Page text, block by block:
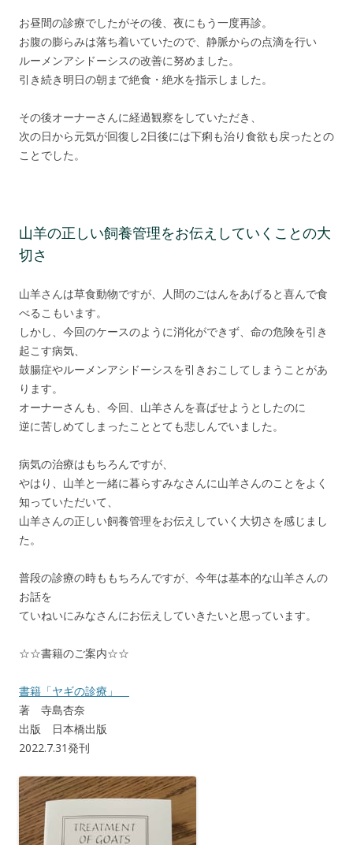
お昼間の診療でしたがその後、夜にもう一度再診。
お腹の膨らみは落ち着いていたので、静脈からの点滴を行い
ルーメンアシドーシスの改善に努めました。
引き続き明日の朝まで絶食・絶水を指示しました。
その後オーナーさんに経過観察をしていただき、
次の日から元気が回復し2日後には下痢も治り食欲も戻ったとの
ことでした。
山羊の正しい飼養管理をお伝えしていくことの大
切さ
山羊さんは草食動物ですが、人間のごはんをあげると喜んで食
べるこもいます。
しかし、今回のケースのように消化ができず、命の危険を引き
起こす病気、
鼓腸症やルーメンアシドーシスを引きおこしてしまうことがあ
ります。
オーナーさんも、今回、山羊さんを喜ばせようとしたのに
逆に苦しめてしまったこととても悲しんでいました。
病気の治療はもちろんですが、
やはり、山羊と一緒に暮らすみなさんに山羊さんのことをよく
知っていただいて、
山羊さんの正しい飼養管理をお伝えしていく大切さを感じまし
た。
普段の診療の時ももちろんですが、今年は基本的な山羊さんの
お話を
ていねいにみなさんにお伝えしていきたいと思っています。
☆☆書籍のご案内☆☆
書籍「ヤギの診療」
著 寺島杏奈
出版 日本橋出版
2022.7.31発刊